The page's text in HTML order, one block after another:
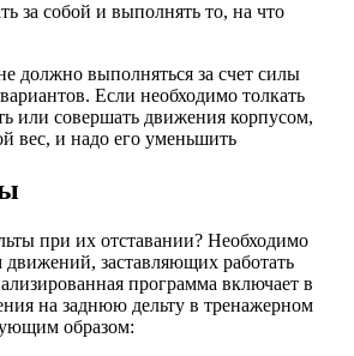
за собой и выполнять то, на что
должно выполняться за счет силы
Если необходимо толкать
или совершать движения корпусом,
вес, и надо его уменьшить
при их отставании? Необходимо
заставляющих работать
программа включает в
на заднюю дельту в тренажерном
образом: